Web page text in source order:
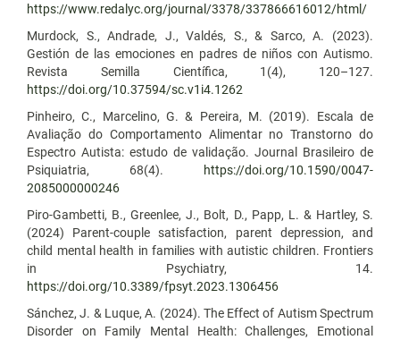
https://www.redalyc.org/journal/3378/337866616012/html/
Murdock, S., Andrade, J., Valdés, S., & Sarco, A. (2023).
Gestión de las emociones en padres de niños con Autismo.
Revista Semilla Científica, 1(4), 120–127.
https://doi.org/10.37594/sc.v1i4.1262
Pinheiro, C., Marcelino, G. & Pereira, M. (2019). Escala de
Avaliação do Comportamento Alimentar no Transtorno do
Espectro Autista: estudo de validação. Journal Brasileiro de
Psiquiatria, 68(4).
https://doi.org/10.1590/0047-
2085000000246
Piro-Gambetti, B., Greenlee, J., Bolt, D., Papp, L. & Hartley, S.
(2024) Parent-couple satisfaction, parent depression, and
child mental health in families with autistic children. Frontiers
in Psychiatry, 14.
https://doi.org/10.3389/fpsyt.2023.1306456
Sánchez, J. & Luque, A. (2024). The Effect of Autism Spectrum
Disorder on Family Mental Health: Challenges, Emotional